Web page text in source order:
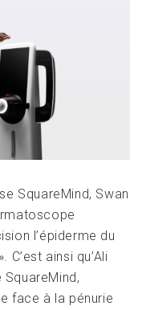
SquareMind, Swan
l’épiderme du
ainsi qu’Ali
face à la pénurie